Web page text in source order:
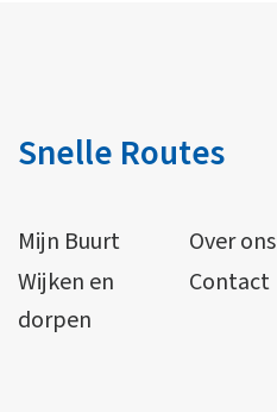
Snelle Routes
Mijn Buurt
Over ons
Wijken en
dorpen
Contact